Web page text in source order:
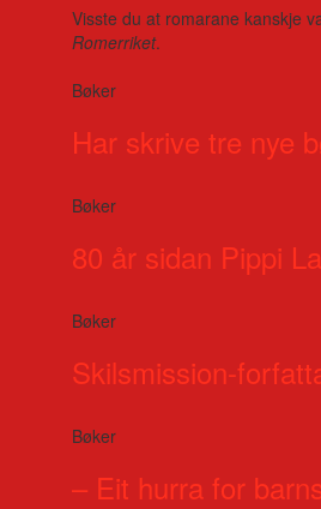
Visste du at romarane kanskje
Romerriket.
Bøker
Har skrive tre nye
Bøker
80 år sidan Pippi
Bøker
Skilsmission-
Bøker
– Eit hurra for